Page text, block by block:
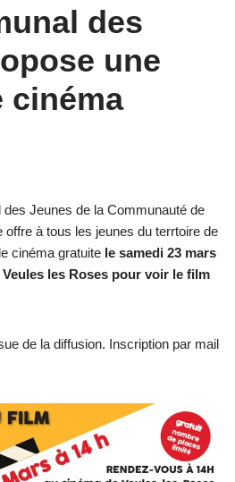
des
une
cinéma
Jeunes de la Communauté de
offre à tous les jeunes du terrtoire de
cinéma gratuite le samedi 23 mars
Veules les Roses pour voir le film
de la diffusion. Inscription par mail